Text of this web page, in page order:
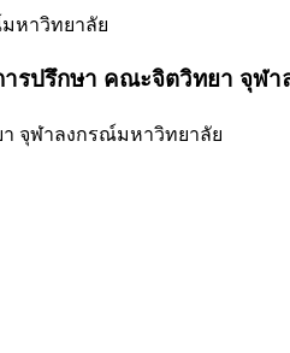
หาวิทยาลัย
รปรึกษา คณะจิตวิทยา จุฬ
จุฬาลงกรณ์มหาวิทยาลัย